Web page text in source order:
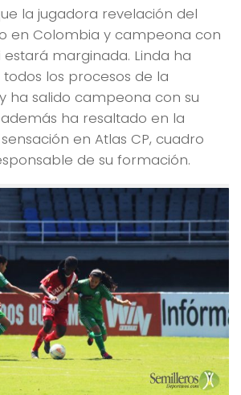
la jugadora revelación del
en Colombia y campeona con
marginada. Linda ha
los procesos de la
ha salido campeona con su
ha resaltado en la
en Atlas CP, cuadro
de su formación.